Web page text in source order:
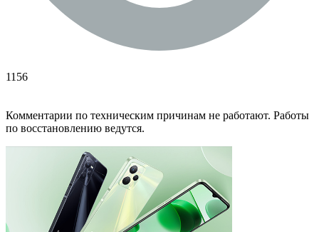
1156
Комментарии по техническим причинам не работают. Работы
по восстановлению ведутся.